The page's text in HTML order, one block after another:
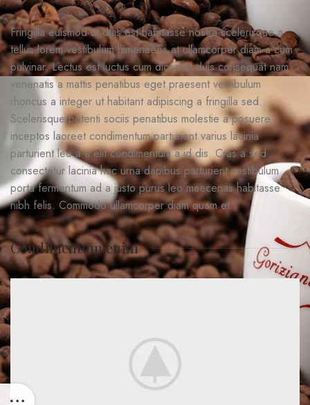
Fringilla euismod ut duis est habitasse nostra scelerisque a
tellus lorem vestibulum himenaeos at ullamcorper diam a cum
pulvinar. Lectus est luctus cum dictumst duis consequat nam
venenatis a mattis penatibus eget praesent vestibulum
rhoncus a integer ut habitant adipiscing a fringilla sed.
Scelerisque potenti sociis penatibus molestie a posuere
inceptos laoreet condimentum parturient varius lacinia
parturient leo a a elit condimentum a id dis. Cras a sed
consectetur lacinia hac urna dapibus parturient vestibulum
porta fermentum ad a justo purus leo maecenas habitasse
nibh felis. Commodo ullamcorper diam quam et.
Condimentum enim